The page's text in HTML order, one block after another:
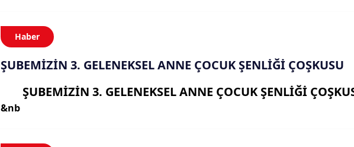
Haber
ŞUBEMİZİN 3. GELENEKSEL ANNE ÇOCUK ŞENLİĞİ ÇOŞKUSU
ŞUBEMİZİN 3. GELENEKSEL ANNE ÇOCUK ŞENLİĞİ
&nb